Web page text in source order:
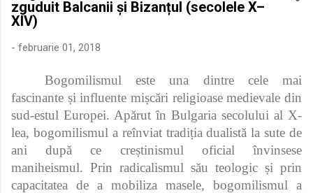
țesutul urban și rural dobrogean – ne permite să măsurăm cu
precizie profunzimea și ritmul procesului de rom...
zguduit Balcanii și Bizanțul (secolele X–
XIV)
- februarie 01, 2018
Bogomilismul este una dintre cele mai
fascinante și influente mișcări religioase medievale din
sud-estul Europei. Apărut în Bulgaria secolului al X-
lea, bogomilismul a reînviat tradiția dualistă la sute de
ani după ce creștinismul oficial învinsese
maniheismul. Prin radicalismul său teologic și prin
capacitatea de a mobiliza masele, bogomilismul a